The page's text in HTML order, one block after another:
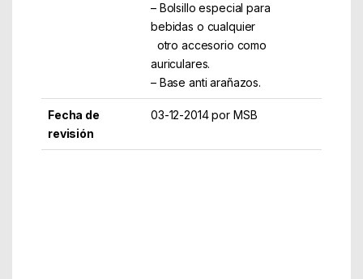
– Bolsillo especial para
bebidas o cualquier
otro accesorio como
auriculares.
– Base anti arañazos.
Fecha de
revisión
03-12-2014 por MSB